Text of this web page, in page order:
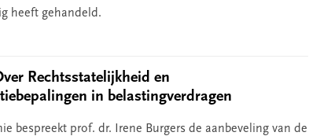
heeft gehandeld.
Rechtsstatelijkheid en
in belastingverdragen
bespreekt prof. dr. Irene Burgers de aanbeveling van de